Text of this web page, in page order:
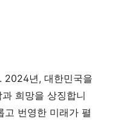
2024년, 대한민국을
희망을 상징합니
고 번영한 미래가 펼